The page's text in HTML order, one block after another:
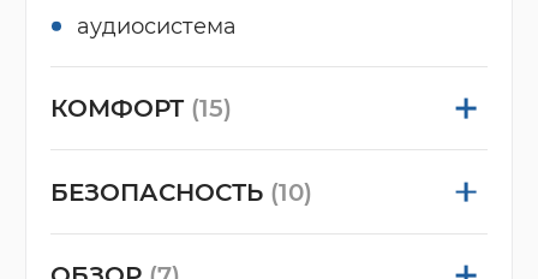
аудиосистема
КОМФОРТ (15)
БЕЗОПАСНОСТЬ (10)